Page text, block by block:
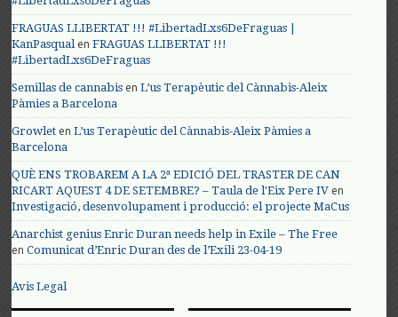
FRAGUAS LLIBERTAT !!! #LibertadLxs6DeFraguas |
KanPasqualenFRAGUAS LLIBERTAT !!!
#LibertadLxs6DeFraguas
Semillas de cannabis enL’us Terapèutic del Cànnabis-Aleix
Pàmies a Barcelona
Growlet enL’us Terapèutic del Cànnabis-Aleix Pàmies a
Barcelona
QUÈ ENS TROBAREM A LA 2ª EDICIÓ DEL TRASTER DE CAN
RICART AQUEST 4 DE SETEMBRE? – Taula de l'Eix Pere IV en
Investigació, desenvolupament i producció: el projecte MaCus
Anarchist genius Enric Duran needs help in Exile – The Free
enComunicat d’Enric Duran des de l’Exili 23-04-19
Avis Legal